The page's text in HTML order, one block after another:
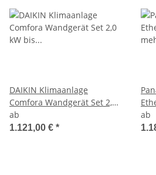
DAIKIN Klimaanlage
Comfora Wandgerät Set 2,0
kW bis 7,1 kW
ab
1.121,00 € *
ab